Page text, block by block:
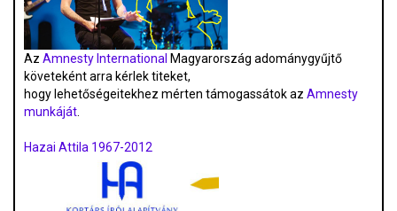
Az Amnesty International Magyarország adománygyűjtő
követeként arra kérlek titeket,
hogy lehetőségeitekhez mérten támogassátok az Amnesty
munkáját.
Hazai Attila 1967-2012